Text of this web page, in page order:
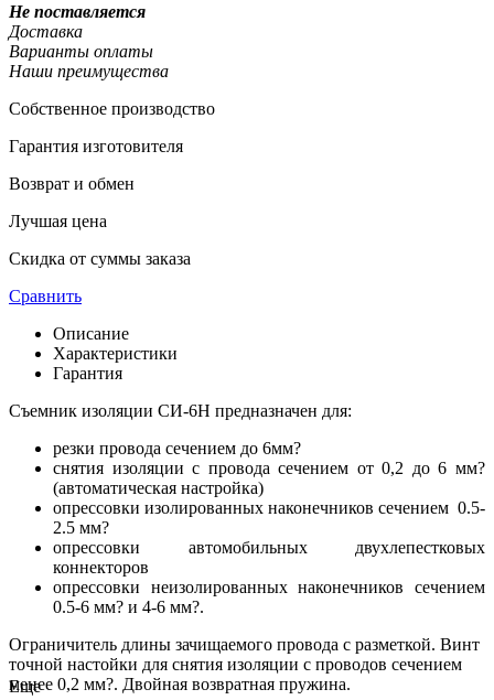
Не поставляется
Доставка
Варианты оплаты
Наши преимущества
Собственное производство
Гарантия изготовителя
Возврат и обмен
Лучшая цена
Скидка от суммы заказа
Сравнить
Описание
Характеристики
Гарантия
Съемник изоляции СИ-6Н предназначен для:
резки провода сечением до 6мм?
снятия изоляции с провода сечением от 0,2 до 6 мм?
(автоматическая настройка)
опрессовки изолированных наконечников сечением 0.5-
2.5 мм?
опрессовки автомобильных двухлепестковых
коннекторов
опрессовки неизолированных наконечников сечением
0.5-6 мм? и 4-6 мм?.
Ограничитель длины зачищаемого провода с разметкой. Винт
точной настойки для снятия изоляции с проводов сечением
менее 0,2 мм?. Двойная возвратная пружина.
Еще